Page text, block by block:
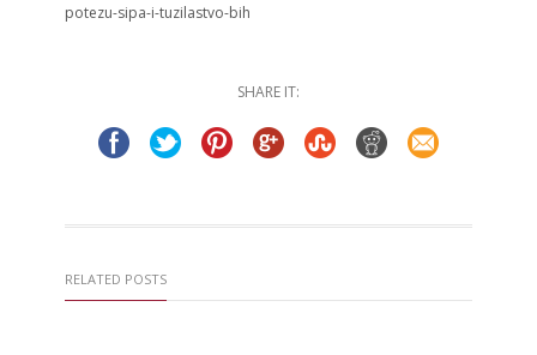
potezu-sipa-i-tuzilastvo-bih
SHARE IT:
RELATED POSTS